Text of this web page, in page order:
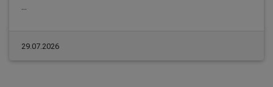
29.07.2026